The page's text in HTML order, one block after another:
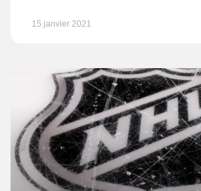
15 janvier 2021